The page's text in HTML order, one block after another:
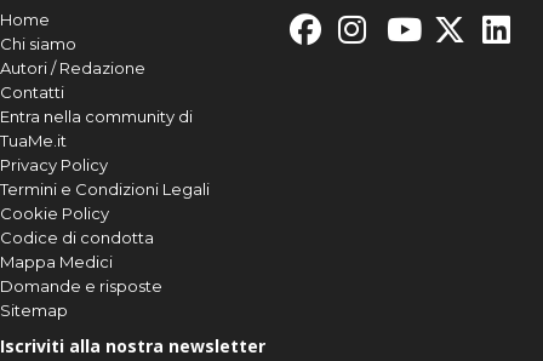
Home
Chi siamo
Autori / Redazione
Contatti
Entra nella community di
TuaMe.it
Privacy Policy
Termini e Condizioni Legali
Cookie Policy
Codice di condotta
Mappa Medici
Domande e risposte
Sitemap
Iscriviti alla nostra newsletter